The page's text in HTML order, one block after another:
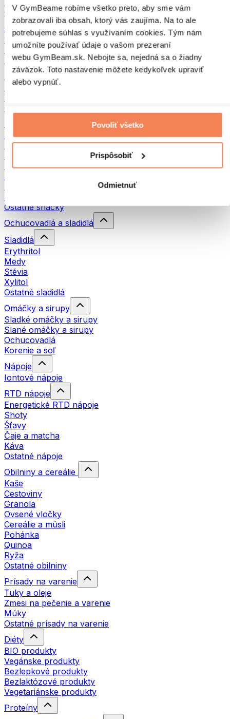
V GymBeame robíme všetko preto, aby sme vám
zobrazovali iba obsah, ktorý vás zaujíma. Na to ale
potrebujeme súhlas s využívaním cookies. Tým nám
umožníte používať údaje o vašom prezeraní
webu GymBeam.sk. Nebojte sa, nejedná sa o žiadny
záväzok. Toto nastavenie môžete kedykoľvek upraviť
alebo vypnúť.
Povoliť všetko
Prispôsobiť
Odmietnuť
Strukoviny
Ostatné fitness jedlo
Orechové maslá
100 % orechové maslá
Sladké orechové maslá
Proteínové orechové maslá
Superpotraviny
Zelené superpotraviny
Vláknina
Ostatné superpotraviny
Proteínové tyčinky
Sušené mäso
Proteínové cookies
Energetické tyčinky & Flapjacky
Ostatné snacky
Ochucovadlá a sladidlá
Sladidlá
Erythritol
Medy
Stévia
Xylitol
Ostatné sladidlá
Omáčky a sirupy
Sladké omáčky a sirupy
Slané omáčky a sirupy
Ochucovadlá
Korenie a soľ
Nápoje
Iontové nápoje
RTD nápoje
Energetické RTD nápoje
Shoty
Šťavy
Čaje a matcha
Káva
Ostatné nápoje
Obilniny a cereálie
Kaše
Cestoviny
Granola
Ovsené vločky
Cereálie a müsli
Pohánka
Quinoa
Ryža
Ostatné obilniny
Prísady na varenie
Tuky a oleje
Zmesi na pečenie a varenie
Múky
Ostatné prísady na varenie
Diéty
BIO produkty
Vegánske produkty
Bezlepkové produkty
Bezlaktózové produkty
Vegetariánske produkty
Proteíny